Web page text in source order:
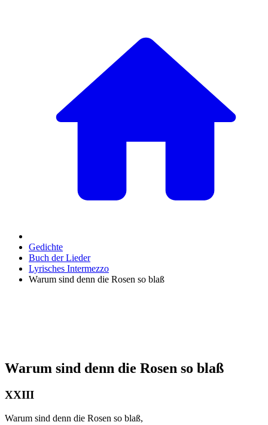
Gedichte
Buch der Lieder
Lyrisches Intermezzo
Warum sind denn die Rosen so blaß
Warum sind denn die Rosen so blaß
XXIII
Warum sind denn die Rosen so blaß,